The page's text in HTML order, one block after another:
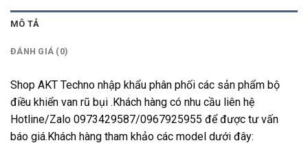
MÔ TẢ
ĐÁNH GIÁ (0)
Shop AKT Techno nhập khẩu phân phối các sản phẩm bộ
điều khiển van rũ bụi .Khách hàng có nhu cầu liên hệ
Hotline/Zalo 0973429587/0967925955 để được tư vấn
báo giá.Khách hàng tham khảo các model dưới đây: